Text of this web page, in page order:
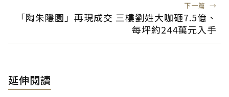
下一篇 →
「陶朱隱園」再現成交 三樓劉姓大咖砸7.5億、
每坪約244萬元入手
延伸閱讀